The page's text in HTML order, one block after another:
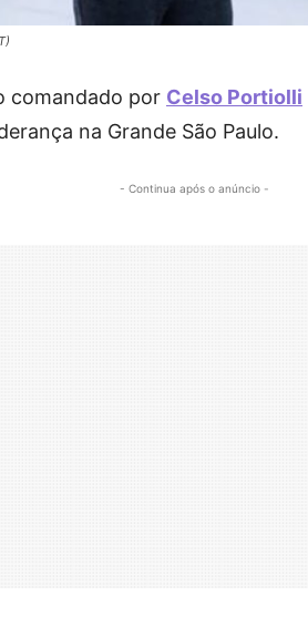
comandado por Celso Portiolli
na Grande São Paulo.
- Continua após o anúncio -